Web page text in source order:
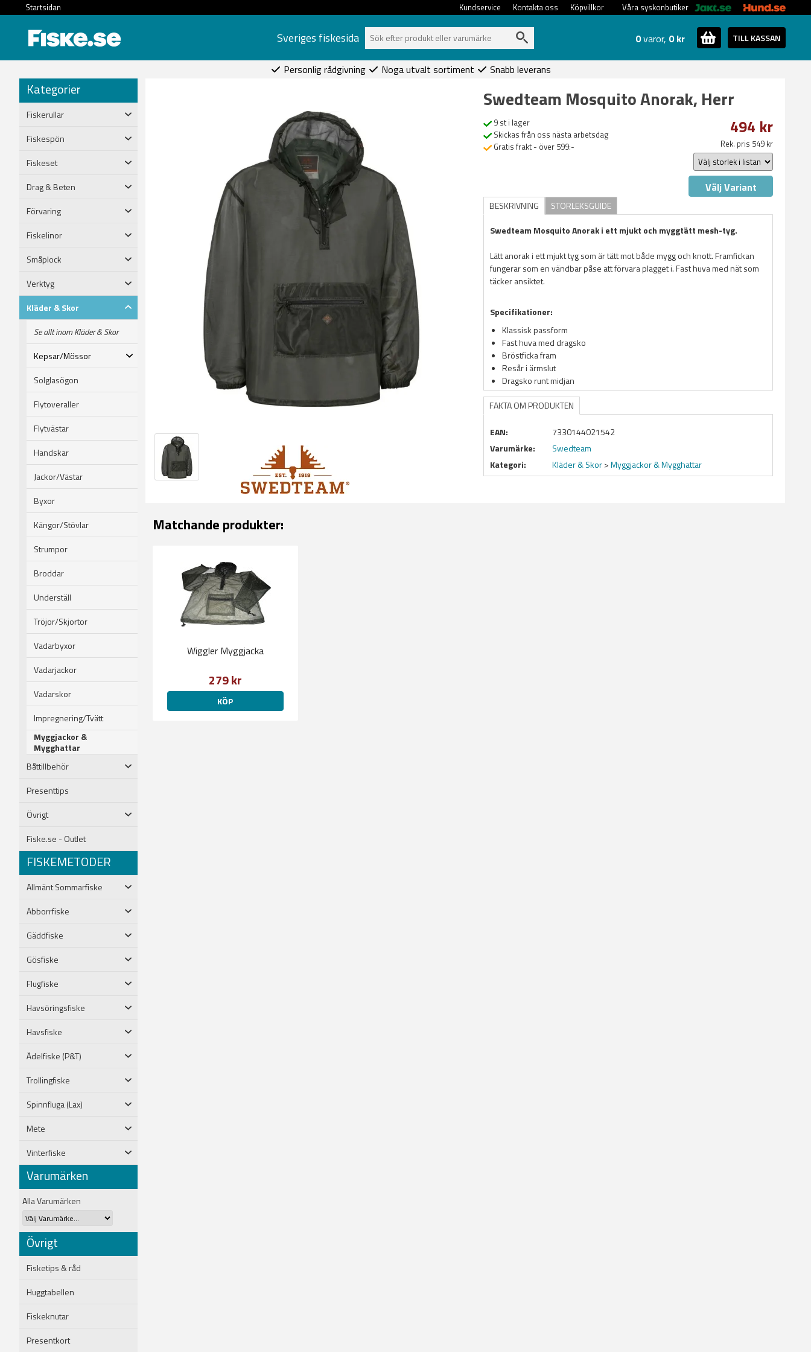
Startsidan Våra syskonbutiker
Köpvillkor
Kontakta oss
Kundservice
Sveriges fiskesida 0varor, 0 kr TILL KASSAN
Personlig rådgivning Noga utvalt sortiment Snabb leverans
Kategorier
Fiskerullar
Fiskespön
Fiskeset
Drag & Beten
Förvaring
Fiskelinor
Småplock
Verktyg
Kläder & Skor
Se allt inom Kläder & Skor
Kepsar/Mössor
Solglasögon
Flytoveraller
Flytvästar
Handskar
Jackor/Västar
Byxor
Kängor/Stövlar
Strumpor
Broddar
Underställ
Tröjor/Skjortor
Vadarbyxor
Vadarjackor
Vadarskor
Impregnering/Tvätt
Myggjackor &
Mygghattar
Båttillbehör
Presenttips
Övrigt
Fiske.se - Outlet
FISKEMETODER
Allmänt Sommarfiske
Abborrfiske
Gäddfiske
Gösfiske
Flugfiske
Havsöringsfiske
Havsfiske
Ädelfiske (P&T)
Trollingfiske
Spinnfluga (Lax)
Mete
Vinterfiske
Varumärken
Alla Varumärken
Övrigt
Fisketips & råd
Huggtabellen
Fiskeknutar
Presentkort
Swedteam Mosquito Anorak, Herr
9 st i lager
Skickas från oss nästa arbetsdag
Gratis frakt - över 599:-
494 kr
Rek. pris 549 kr
Välj Variant
BESKRIVNING
STORLEKSGUIDE
Swedteam Mosquito Anoraki ett mjukt och myggtätt mesh-tyg.
Lätt anorak i ett mjukt tyg som är tätt mot både mygg och knott. Framfickan
fungerar som en vändbar påse att förvara plagget i. Fast huva med nät som
täcker ansiktet.
Specifikationer:
Klassisk passform
Fast huva med dragsko
Bröstficka fram
Resår i ärmslut
Dragsko runt midjan
FAKTA OM PRODUKTEN
EAN:
7330144021542
Varumärke:
Swedteam
Kategori:
Kläder & Skor>Myggjackor & Mygghattar
Matchande produkter:
Wiggler Myggjacka
279 kr
KÖP